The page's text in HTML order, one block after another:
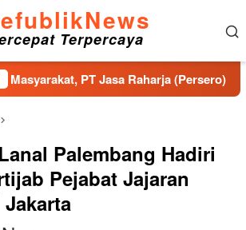
Terpercaya
PT Jasa Raharja (Persero) Kantor
Palembang Hadiri
Pejabat Jajaran